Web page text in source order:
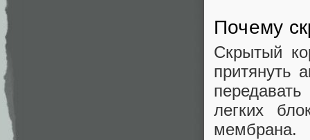
Почему
Скрытый
притянуть
легких
мембрана.